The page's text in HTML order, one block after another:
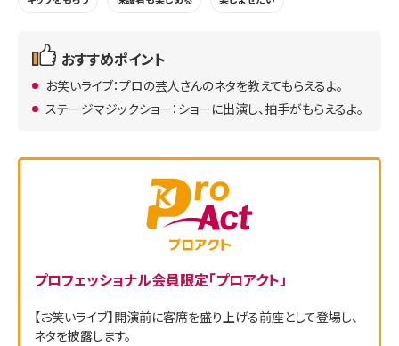
おすすめポイント
お笑いライブ：プロの芸人さんのネタを教えてもらえるよ。
ステージマジックショー：ショーに出演し、拍手がもらえるよ。
プロフェッショナル会員限定「プロアクト」
【お笑いライブ】開演前に客席を盛り上げる前座として登場し、
ネタを披露します。